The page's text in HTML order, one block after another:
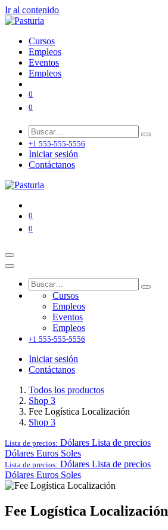
Ir al contenido
Cursos
Empleos
Eventos
Empleos
0
0
+1 555-555-5556
Iniciar sesión
Contáctanos
0
0
Cursos
Empleos
Eventos
Empleos
+1 555-555-5556
Iniciar sesión
Contáctanos
Todos los productos
Shop 3
Fee Logística Localización
Shop 3
Lista de precios: Dólares Lista de precios
Dólares Euros Soles
Lista de precios: Dólares Lista de precios
Dólares Euros Soles
Fee Logística Localización